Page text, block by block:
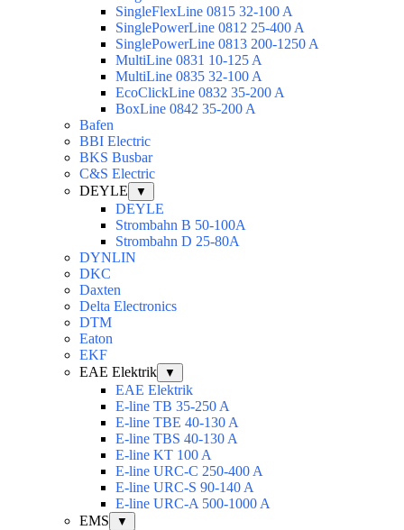
SingleFlexLine 0815 32-100 A
SinglePowerLine 0812 25-400 A
SinglePowerLine 0813 200-1250 A
MultiLine 0831 10-125 A
MultiLine 0835 32-100 A
EcoClickLine 0832 35-200 A
BoxLine 0842 35-200 A
Bafen
BBI Electric
BKS Busbar
C&S Electric
DEYLE
▼
DEYLE
Strombahn B 50-100A
Strombahn D 25-80A
DYNLIN
DKC
Daxten
Delta Electronics
DTM
Eaton
EKF
EAE Elektrik
▼
EAE Elektrik
E-line TB 35-250 A
E-line TBE 40-130 A
E-line TBS 40-130 A
E-line KT 100 A
E-line URC-C 250-400 A
E-line URC-S 90-140 A
E-line URC-A 500-1000 A
EMS
▼